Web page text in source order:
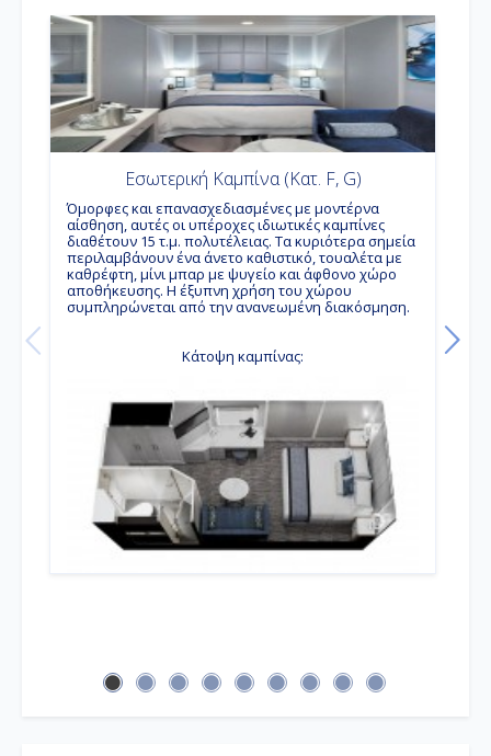
Εσωτερική Καμπίνα (Κατ. F, G)
Όμορφες και επανασχεδιασμένες με μοντέρνα
αίσθηση, αυτές οι υπέροχες ιδιωτικές καμπίνες
διαθέτουν 15 τ.μ. πολυτέλειας. Τα κυριότερα σημεία
περιλαμβάνουν ένα άνετο καθιστικό, τουαλέτα με
καθρέφτη, μίνι μπαρ με ψυγείο και άφθονο χώρο
αποθήκευσης. Η έξυπνη χρήση του χώρου
συμπληρώνεται από την ανανεωμένη διακόσμηση.
Κάτοψη καμπίνας: